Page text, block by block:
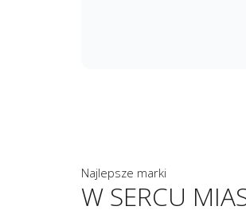
Najlepsze marki
W SERCU